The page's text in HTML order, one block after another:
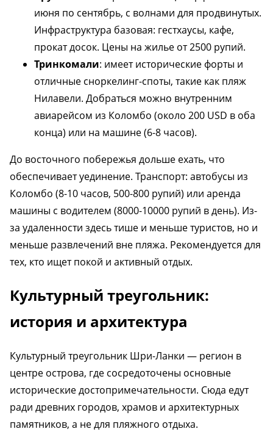
июня по сентябрь, с волнами для продвинутых.
Инфраструктура базовая: гестхаусы, кафе,
прокат досок. Цены на жилье от 2500 рупий.
Тринкомали: имеет исторические форты и
отличные сноркелинг-споты, такие как пляж
Нилавели. Добраться можно внутренним
авиарейсом из Коломбо (около 200 USD в оба
конца) или на машине (6-8 часов).
До восточного побережья дольше ехать, что
обеспечивает уединение. Транспорт: автобусы из
Коломбо (8-10 часов, 500-800 рупий) или аренда
машины с водителем (8000-10000 рупий в день). Из-
за удаленности здесь тише и меньше туристов, но и
меньше развлечений вне пляжа. Рекомендуется для
тех, кто ищет покой и активный отдых.
Культурный треугольник:
история и архитектура
Культурный треугольник Шри-Ланки — регион в
центре острова, где сосредоточены основные
исторические достопримечательности. Сюда едут
ради древних городов, храмов и архитектурных
памятников, а не для пляжного отдыха.